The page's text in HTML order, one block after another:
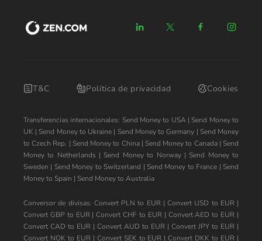
T&C Política de privacidad Cookies
Transferencias internacionales: Send Money to USA| Send Money to
UK | Send Money to Ukraine | Send Money to Germany | Send Money
to Czech Rep. | Send Money to China| Send Money to Canada| Send
Money to Netherlands | Send Money to Norway| Send Money to
Sweden | Send Money to Switzerland | Send Money to France | Send
Money to Spain | Send Money to Australia
Conversor de divisas: Convert PLN to EUR| Convert USD to EUR|
Convert GBP to EUR|Convert CHF to EUR| Convert AED to EUR |
Convert CAD to EUR | Convert AUD to EUR | Convert JPY to EUR |
Convert NOK to EUR| Convert SEK to EUR |Convert DKK to EUR |